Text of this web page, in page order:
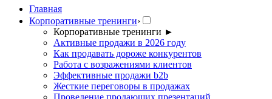
Главная
Корпоративные тренинги›
Корпоративные тренинги ►
Активные продажи в 2026 году
Как продавать дороже конкурентов
Работа с возражениями клиентов
Эффективные продажи b2b
Жесткие переговоры в продажах
Проведение продающих презентаций